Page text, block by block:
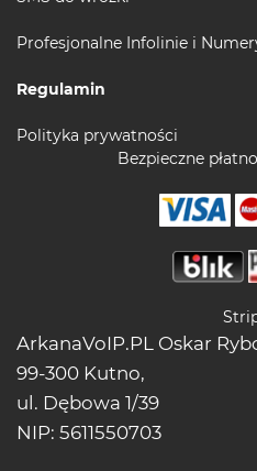
Profesjonalne Infolinie i
Regulamin
Polityka prywatności
Bezpieczne
ArkanaVoIP.PL Oskar
99-300 Kutno,
ul. Dębowa 1/39
NIP: 5611550703